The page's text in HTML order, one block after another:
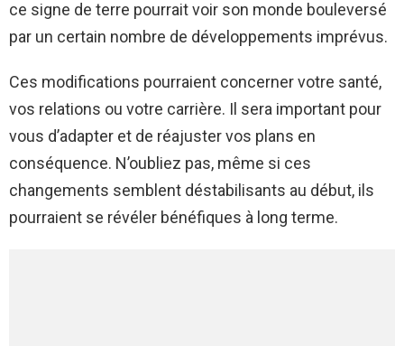
ce signe de terre pourrait voir son monde bouleversé
par un certain nombre de développements imprévus.
Ces modifications pourraient concerner votre santé,
vos relations ou votre carrière. Il sera important pour
vous d’adapter et de réajuster vos plans en
conséquence. N’oubliez pas, même si ces
changements semblent déstabilisants au début, ils
pourraient se révéler bénéfiques à long terme.